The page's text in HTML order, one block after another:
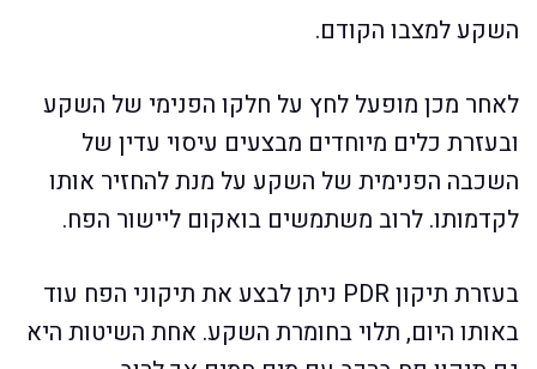
השקע למצבו הקודם.
לאחר מכן מופעל לחץ על חלקו הפנימי של השקע
ובעזרת כלים מיוחדים מבצעים עיסוי עדין של
השכבה הפנימית של השקע על מנת להחזיר אותו
לקדמותו. לרוב משתמשים בואקום ליישור הפח.
בעזרת תיקון PDR ניתן לבצע את תיקוני הפח עוד
באותו היום, תלוי בחומרת השקע. אחת השיטות היא